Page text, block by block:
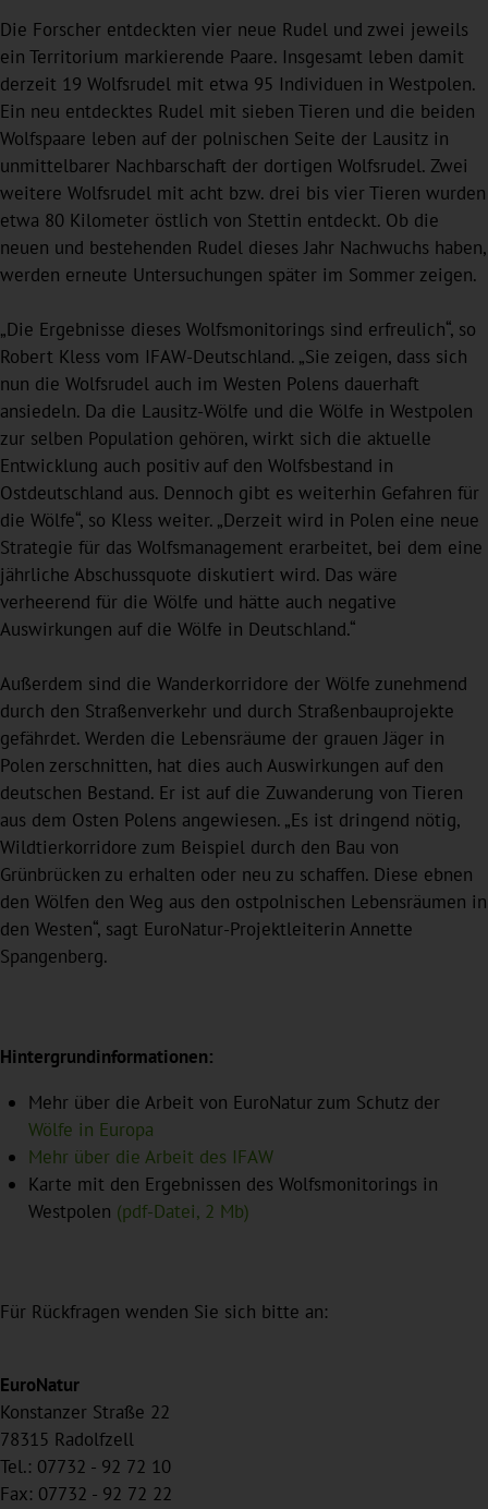
Die Forscher entdeckten vier neue Rudel und zwei jeweils
ein Territorium markierende Paare. Insgesamt leben damit
derzeit 19 Wolfsrudel mit etwa 95 Individuen in Westpolen.
Ein neu entdecktes Rudel mit sieben Tieren und die beiden
Wolfspaare leben auf der polnischen Seite der Lausitz in
unmittelbarer Nachbarschaft der dortigen Wolfsrudel. Zwei
weitere Wolfsrudel mit acht bzw. drei bis vier Tieren wurden
etwa 80 Kilometer östlich von Stettin entdeckt. Ob die
neuen und bestehenden Rudel dieses Jahr Nachwuchs haben,
werden erneute Untersuchungen später im Sommer zeigen.
„Die Ergebnisse dieses Wolfsmonitorings sind erfreulich“, so
Robert Kless vom IFAW-Deutschland. „Sie zeigen, dass sich
nun die Wolfsrudel auch im Westen Polens dauerhaft
ansiedeln. Da die Lausitz-Wölfe und die Wölfe in Westpolen
zur selben Population gehören, wirkt sich die aktuelle
Entwicklung auch positiv auf den Wolfsbestand in
Ostdeutschland aus. Dennoch gibt es weiterhin Gefahren für
die Wölfe“, so Kless weiter. „Derzeit wird in Polen eine neue
Strategie für das Wolfsmanagement erarbeitet, bei dem eine
jährliche Abschussquote diskutiert wird. Das wäre
verheerend für die Wölfe und hätte auch negative
Auswirkungen auf die Wölfe in Deutschland.“
Außerdem sind die Wanderkorridore der Wölfe zunehmend
durch den Straßenverkehr und durch Straßenbauprojekte
gefährdet. Werden die Lebensräume der grauen Jäger in
Polen zerschnitten, hat dies auch Auswirkungen auf den
deutschen Bestand. Er ist auf die Zuwanderung von Tieren
aus dem Osten Polens angewiesen. „Es ist dringend nötig,
Wildtierkorridore zum Beispiel durch den Bau von
Grünbrücken zu erhalten oder neu zu schaffen. Diese ebnen
den Wölfen den Weg aus den ostpolnischen Lebensräumen in
den Westen“, sagt EuroNatur-Projektleiterin Annette
Spangenberg.
Hintergrundinformationen:
Mehr über die Arbeit von EuroNatur zum Schutz der
Wölfe in Europa
Mehr über die Arbeit des IFAW
Karte mit den Ergebnissen des Wolfsmonitorings in
Westpolen (pdf-Datei, 2 Mb)
Für Rückfragen wenden Sie sich bitte an:
EuroNatur
Konstanzer Straße 22
78315 Radolfzell
Tel.: 07732 - 92 72 10
Fax: 07732 - 92 72 22